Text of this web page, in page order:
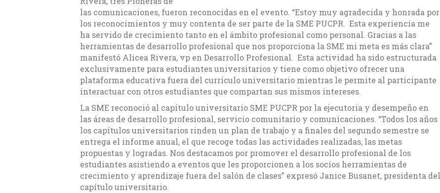
las comunicaciones, fueron reconocidas en el evento. “Estoy muy agradecida y honrada por
los reconocimientos y muy contenta de ser parte de la SME PUCPR. Esta experiencia me
ha servido de crecimiento tanto en el ámbito profesional como personal. Gracias a las
herramientas de desarrollo profesional que nos proporciona la SME mi meta es más clara”
manifestó Alicea Rivera, vp en Desarrollo Profesional. Esta actividad ha sido estructurada
exclusivamente para estudiantes universitarios y tiene como objetivo ofrecer una
plataforma educativa fuera del currículo universitario mientras le permite al participante
interactuar con otros estudiantes que compartan sus mismos intereses.
La SME reconoció al capítulo universitario SME PUCPR por la ejecutoria y desempeño en
las áreas de desarrollo profesional, servicio comunitario y comunicaciones. “Todos los años
los capítulos universitarios rinden un plan de trabajo y a finales del segundo semestre se
entrega el informe anual, el que recoge todas las actividades realizadas, las metas
propuestas y logradas. Nos destacamos por promover el desarrollo profesional de los
estudiantes asistiendo a eventos que les proporcionen a los socios herramientas de
crecimiento y aprendizaje fuera del salón de clases” expresó Janice Busanet, presidenta del
capítulo universitario.